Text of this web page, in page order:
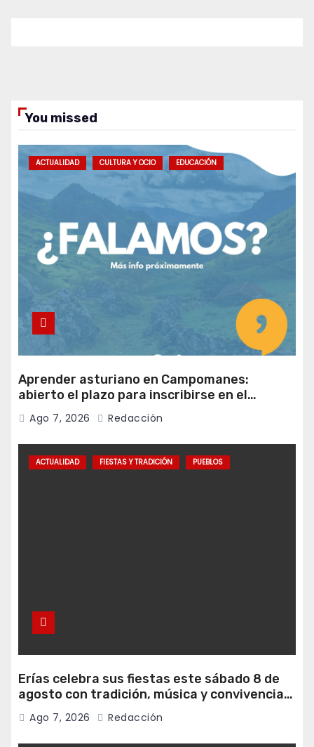
You missed
ACTUALIDAD CULTURA Y OCIO EDUCACIÓN
Aprender asturiano en Campomanes:
abierto el plazo para inscribirse en el
programa Falamos
Ago 7, 2026 Redacción
ACTUALIDAD FIESTAS Y TRADICIÓN PUEBLOS
Erías celebra sus fiestas este sábado 8 de
agosto con tradición, música y convivencia
vecinal
Ago 7, 2026 Redacción